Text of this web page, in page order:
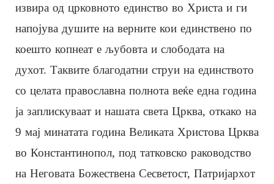
извира од црковното единство во Христа и ги
напојува душите на верните кои единствено по
коешто копнеат е љубовта и слободата на
духот. Таквите благодатни струи на единството
со целата православна полнота веќе една година
ја заплискуваат и нашата света Црква, откако на
9 мај минатата година Великата Христова Црква
во Константинопол, под татковско раководство
на Неговата Божествена Сесветост, Патријархот